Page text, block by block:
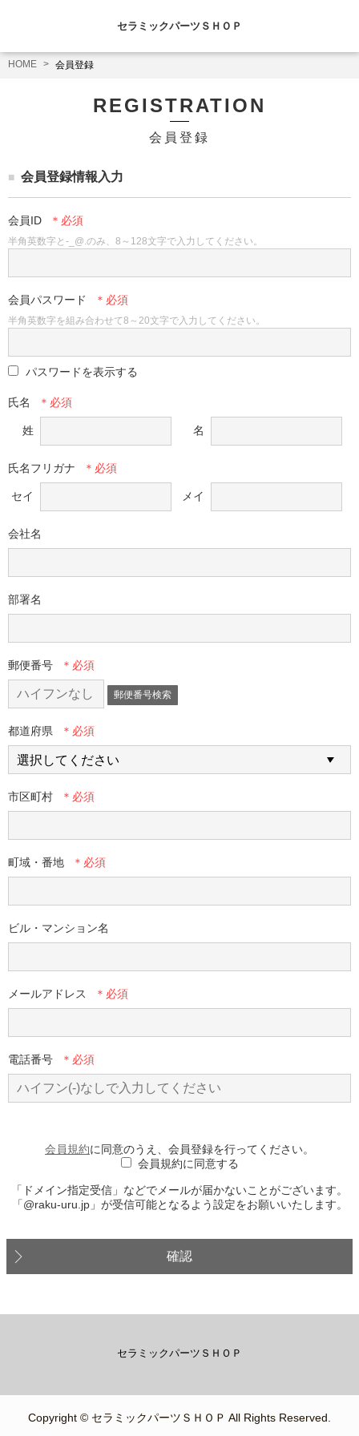
セラミックパーツＳＨＯＰ
HOME 会員登録
REGISTRATION
会員登録
会員登録情報入力
会員ID
半角英数字と-_@.のみ、8～128文字で入力してください。
会員パスワード
半角英数字を組み合わせて8～20文字で入力してください。
パスワードを表示する
氏名
姓 名
氏名フリガナ
セイ メイ
会社名
部署名
郵便番号
郵便番号検索
都道府県
市区町村
町域・番地
ビル・マンション名
メールアドレス
電話番号
会員規約に同意のうえ、会員登録を行ってください。
会員規約に同意する
「ドメイン指定受信」などでメールが届かないことがございます。
「@raku-uru.jp」が受信可能となるよう設定をお願いいたします。
確認
セラミックパーツＳＨＯＰ
Copyright © セラミックパーツＳＨＯＰ All Rights Reserved.